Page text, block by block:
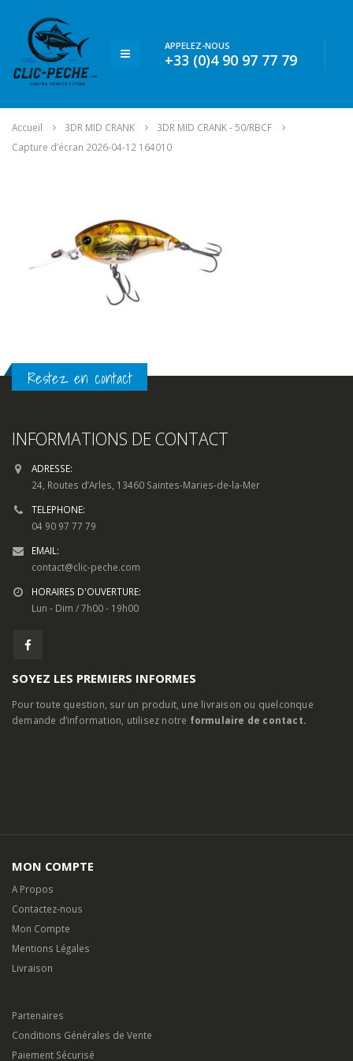
APPELEZ-NOUS
+33 (0)4 90 97 77 79
Accueil 3DR MID CRANK
3DR MID CRANK - 50/RBCF
Capture d’écran 2026-04-12 164010
Restez en contact
INFORMATIONS DE CONTACT
ADRESSE:
24, Routes d’Arles, 13460 Saintes-Maries-de-la-Mer
TELEPHONE:
04 90 97 77 79
EMAIL:
contact@clic-peche.com
HORAIRES D'OUVERTURE:
Lun - Dim / 7h00 - 19h00
SOYEZ LES PREMIERS INFORMES
Pour toute question, sur un produit, une livraison ou quelconque
demande d’information, utilisez notre formulaire de contact.
MON COMPTE
A Propos
Contactez-nous
Mon Compte
Mentions Légales
Livraison
Partenaires
Conditions Générales de Vente
Paiement Sécurisé